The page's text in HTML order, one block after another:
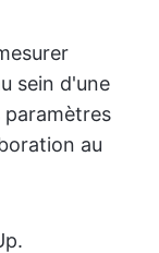
sein d'une
paramètres
au